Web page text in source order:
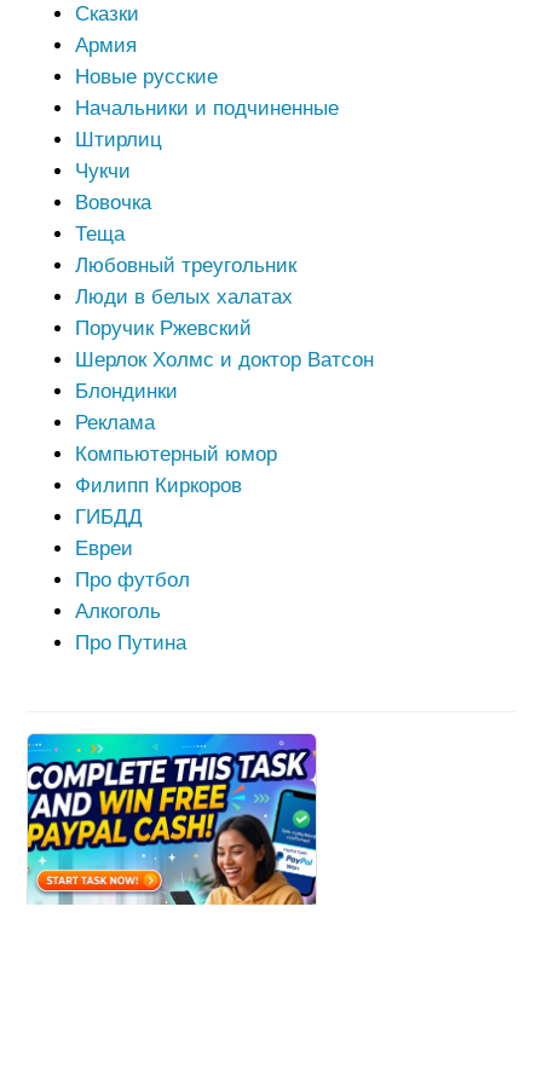
Сказки
Армия
Новые русские
Начальники и подчиненные
Штирлиц
Чукчи
Вовочка
Теща
Любовный треугольник
Люди в белых халатах
Поручик Ржевский
Шерлок Холмс и доктор Ватсон
Блондинки
Реклама
Компьютерный юмор
Филипп Киркоров
ГИБДД
Евреи
Про футбол
Алкоголь
Про Путина